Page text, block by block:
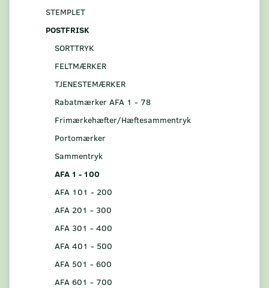
STEMPLET
POSTFRISK
SORTTRYK
FELTMÆRKER
TJENESTEMÆRKER
Rabatmærker AFA 1 - 78
Frimærkehæfter/Hæftesammentryk
Portomærker
Sammentryk
AFA 1 - 100
AFA 101 - 200
AFA 201 - 300
AFA 301 - 400
AFA 401 - 500
AFA 501 - 600
AFA 601 - 700